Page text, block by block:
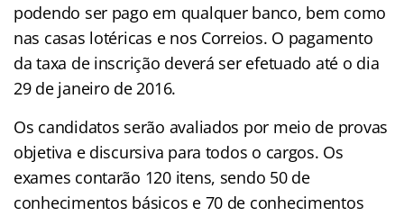
podendo ser pago em qualquer banco, bem como
nas casas lotéricas e nos Correios. O pagamento
da taxa de inscrição deverá ser efetuado até o dia
29 de janeiro de 2016.
Os candidatos serão avaliados por meio de provas
objetiva e discursiva para todos o cargos. Os
exames contarão 120 itens, sendo 50 de
conhecimentos básicos e 70 de conhecimentos